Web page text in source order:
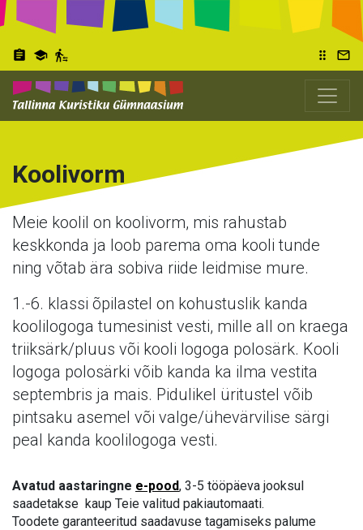
Liigu
edasi
põhisisu
juurde
assignment school transfer_within_a_station drag_indicator mail_outline
Koolivorm
Meie koolil on koolivorm, mis rahustab
keskkonda ja loob parema oma kooli tunde
ning võtab ära sobiva riide leidmise mure.
1.-6. klassi õpilastel on kohustuslik kanda
koolilogoga tumesinist vesti, mille all on kraega
triiksärk/pluus või kooli logoga polosärk. Kooli
logoga polosärki võib kanda ka ilma vestita
septembris ja mais. Pidulikel üritustel võib
pintsaku asemel või valge/ühevärvilise särgi
peal kanda koolilogoga vesti.
Avatud aastaringne e-pood, 3-5 tööpäeva jooksul
saadetakse kaup Teie valitud pakiautomaati.
Toodete garanteeritud saadavuse tagamiseks palume